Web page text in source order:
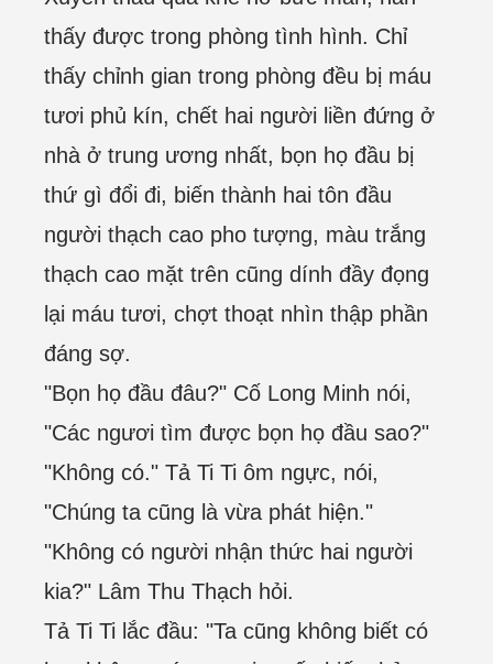
thấy được trong phòng tình hình. Chỉ
thấy chỉnh gian trong phòng đều bị máu
tươi phủ kín, chết hai người liền đứng ở
nhà ở trung ương nhất, bọn họ đầu bị
thứ gì đổi đi, biến thành hai tôn đầu
người thạch cao pho tượng, màu trắng
thạch cao mặt trên cũng dính đầy đọng
lại máu tươi, chợt thoạt nhìn thập phần
đáng sợ.
"Bọn họ đầu đâu?" Cố Long Minh nói,
"Các ngươi tìm được bọn họ đầu sao?"
"Không có." Tả Ti Ti ôm ngực, nói,
"Chúng ta cũng là vừa phát hiện."
"Không có người nhận thức hai người
kia?" Lâm Thu Thạch hỏi.
Tả Ti Ti lắc đầu: "Ta cũng không biết có